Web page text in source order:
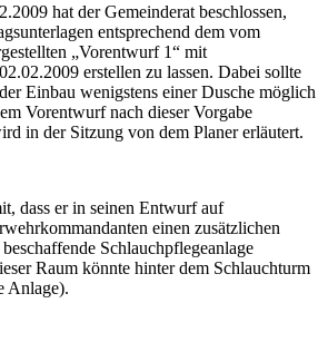
hat der Gemeinderat beschlossen,
entsprechend dem vom
„Vorentwurf 1“ mit
erstellen zu lassen. Dabei sollte
Einbau wenigstens einer Dusche möglich
Vorentwurf nach dieser Vorgabe
in der Sitzung von dem Planer erläutert.
dass er in seinen Entwurf auf
einen zusätzlichen
Schlauchpflegeanlage
Raum könnte hinter dem Schlauchturm
Anlage).